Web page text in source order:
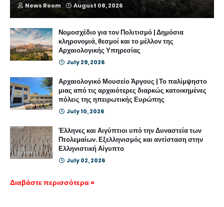
News Room August 08, 2026
Νομοσχέδιο για τον Πολιτισμό | Δημόσια
κληρονομιά, θεσμοί και το μέλλον της
Αρχαιολογικής Υπηρεσίας
July 29, 2026
Αρχαιολογικό Μουσείο Άργους | Το παλίμψηστο
μιας από τις αρχαιότερες διαρκώς κατοικημένες
πόλεις της ηπειρωτικής Ευρώπης
July 10, 2026
Έλληνες και Αιγύπτιοι υπό την Δυναστεία των
Πτολεμαίων. Εξελληνισμός και αντίσταση στην
Ελληνιστική Αίγυπτο
July 02, 2026
Διαβάστε περισσότερα »